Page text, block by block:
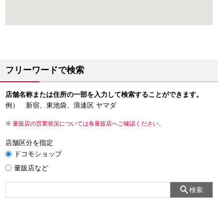
フリーワードで検索
店舗名称または住所の一部を入力して検索することができます。
例） 新宿、東池袋、浪速区 ヤマダ
量販店の営業状況については各量販店へご確認ください。
店舗区分を指定
ドコモショップ
量販店など
検索